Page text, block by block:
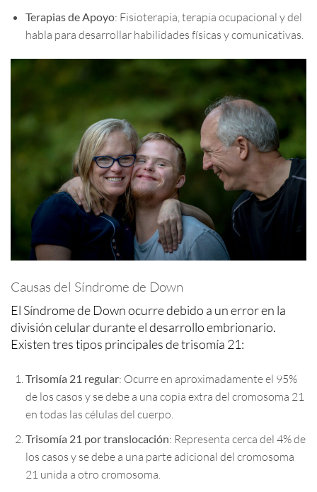
Terapias de Apoyo: Fisioterapia, terapia ocupacional y del
habla para desarrollar habilidades físicas y comunicativas.
Causas del Síndrome de Down
El Síndrome de Down ocurre debido a un error en la
división celular durante el desarrollo embrionario.
Existen tres tipos principales de trisomía 21:
Trisomía 21 regular: Ocurre en aproximadamente el 95%
de los casos y se debe a una copia extra del cromosoma 21
en todas las células del cuerpo.
Trisomía 21 por translocación: Representa cerca del 4% de
los casos y se debe a una parte adicional del cromosoma
21 unida a otro cromosoma.